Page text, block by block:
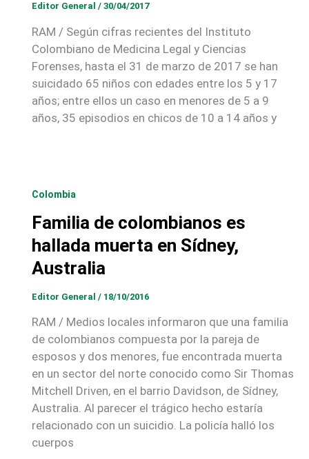
Editor General / 30/04/2017
RAM / Según cifras recientes del Instituto
Colombiano de Medicina Legal y Ciencias
Forenses, hasta el 31 de marzo de 2017 se han
suicidado 65 niños con edades entre los 5 y 17
años; entre ellos un caso en menores de 5 a 9
años, 35 episodios en chicos de 10 a 14 años y
Colombia
Familia de colombianos es
hallada muerta en Sídney,
Australia
Editor General / 18/10/2016
RAM / Medios locales informaron que una familia
de colombianos compuesta por la pareja de
esposos y dos menores, fue encontrada muerta
en un sector del norte conocido como Sir Thomas
Mitchell Driven, en el barrio Davidson, de Sídney,
Australia. Al parecer el trágico hecho estaría
relacionado con un suicidio. La policía halló los
cuerpos